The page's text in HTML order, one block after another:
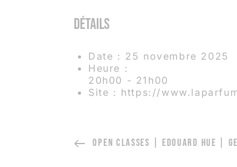
Détails
Date : 25 novembre 2025
Heure :
20h00 - 21h00
Site : https://
OPEN CLASSES | EDOUARD HUE |